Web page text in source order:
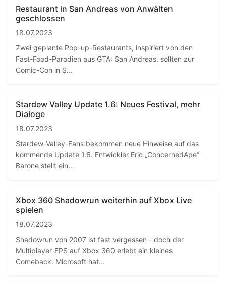
Restaurant in San Andreas von Anwälten
geschlossen
18.07.2023
Zwei geplante Pop-up-Restaurants, inspiriert von den
Fast-Food-Parodien aus GTA: San Andreas, sollten zur
Comic-Con in S...
Stardew Valley Update 1.6: Neues Festival, mehr
Dialoge
18.07.2023
Stardew-Valley-Fans bekommen neue Hinweise auf das
kommende Update 1.6. Entwickler Eric „ConcernedApe“
Barone stellt ein...
Xbox 360 Shadowrun weiterhin auf Xbox Live
spielen
18.07.2023
Shadowrun von 2007 ist fast vergessen - doch der
Multiplayer-FPS auf Xbox 360 erlebt ein kleines
Comeback. Microsoft hat...